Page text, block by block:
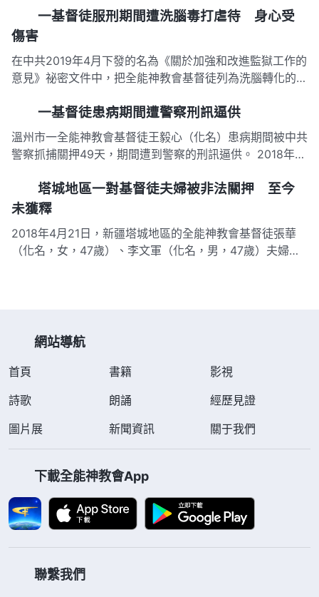
徒李艷（化名，女，53歲）、李瑞霞（化名，女，53歲）
去到基督徒彭林（化名，女，64歲）家裡聚會，被蹲守埋
一基督徒服刑期間遭洗腦毒打虐待 身心受
傷害
在中共2019年4月下發的名為《關於加強和改進監獄工作的
意見》祕密文件中，把全能神教會基督徒列為洗腦轉化的重
其寫「三書」放棄信仰。浙江省全能神教會基督徒李芳僅因
信神被抓判刑，入獄後因拒寫「三書」遭受了長達10個月
的洗腦、毒打、虐…
一基督徒患病期間遭警察刑訊逼供
溫州市一全能神教會基督徒王毅心（化名）患病期間被中共
警察抓捕關押49天，期間遭到警察的刑訊逼供。 2018年9
闖進王毅心租住處，強行抄家後，給她和房東戴上黑頭套和
塑料手扣，押至當地公安局，後轉押至一山莊賓館。 王毅
塔城地區一對基督徒夫婦被非法關押 至今
未獲釋
2018年4月21日，新疆塔城地區的全能神教會基督徒張華
（化名，女，47歲）、李文軍（化名，男，47歲）夫婦相
網站導航
首頁 書籍
影視
詩歌
朗誦
經歷見證
圖片展
新聞資訊 關于我們
下載全能神教會App
聯繫我們